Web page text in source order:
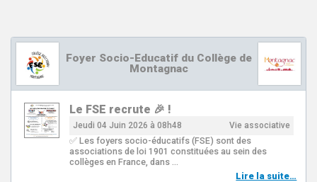
Foyer Socio-Educatif du Collège de
Montagnac
Le FSE recrute 🎉 !
Jeudi 04 Juin 2026 à 08h48 Vie associative
✅ Les foyers socio-éducatifs (FSE) sont des
associations de loi 1901 constituées au sein des
collèges en France, dans …
Lire la suite…